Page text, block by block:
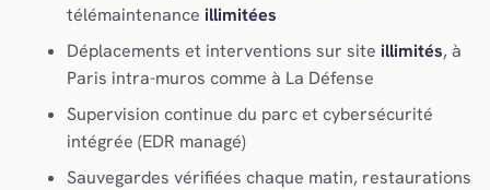
télémaintenance illimitées
Déplacements et interventions sur site illimités, à
Paris intra-muros comme à La Défense
Supervision continue du parc et cybersécurité
intégrée (EDR managé)
Sauvegardes vérifiées chaque matin, restaurations